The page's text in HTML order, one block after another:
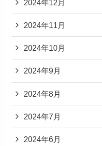
2024年12月
2024年11月
2024年10月
2024年9月
2024年8月
2024年7月
2024年6月